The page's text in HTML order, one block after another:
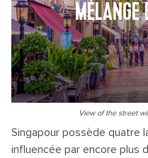
MÉLANGE
View of the street
Singapour possède quatre
influencée par encore plus